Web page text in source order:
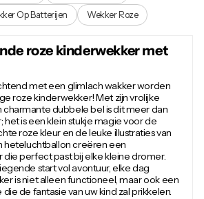
Op Batterijen Wekker Roze
roze kinderwekker met
met een glimlach wakker worden
roze kinderwekker! Met zijn vrolijke
dubbele bel is dit meer dan
het is een klein stukje magie voor de
roze kleur en de leuke illustraties van
heteluchtballon creëren een
perfect past bij elke kleine dromer.
start vol avontuur, elke dag
is niet alleen functioneel, maar ook een
de fantasie van uw kind zal prikkelen.